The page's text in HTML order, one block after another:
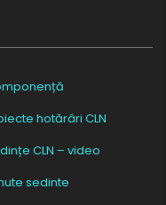
hotărâri CLN
CLN – video
sedinte